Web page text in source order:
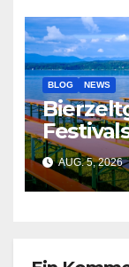
BLOG NEWS
AUG. 5, 2026